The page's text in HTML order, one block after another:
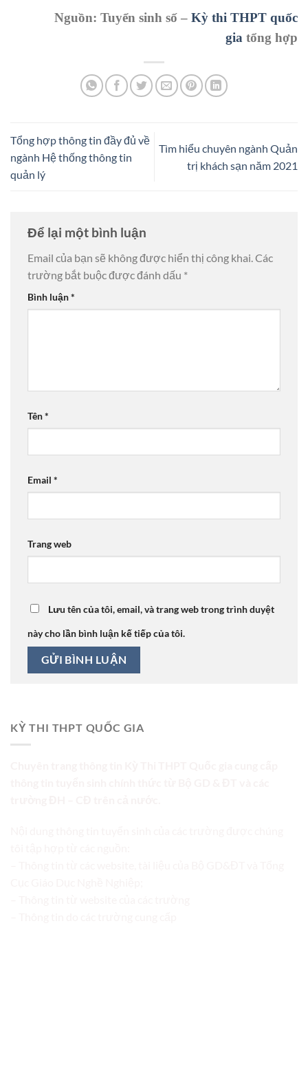
Nguồn: Tuyển sinh số – Kỳ thi THPT quốc
gia tổng hợp
Tổng hợp thông tin đầy đủ về
ngành Hệ thống thông tin
quản lý
Tìm hiểu chuyên ngành Quản
trị khách sạn năm 2021
Để lại một bình luận
Email của bạn sẽ không được hiển thị công khai.Các
trường bắt buộc được đánh dấu *
Bình luận*
Tên*
Email *
Trang web
Lưu tên của tôi, email, và trang web trong trình duyệt
này cho lần bình luận kế tiếp của tôi.
KỲ THI THPT QUỐC GIA